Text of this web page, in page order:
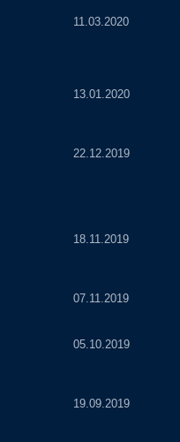
11.03.2020
13.01.2020
22.12.2019
18.11.2019
07.11.2019
05.10.2019
19.09.2019